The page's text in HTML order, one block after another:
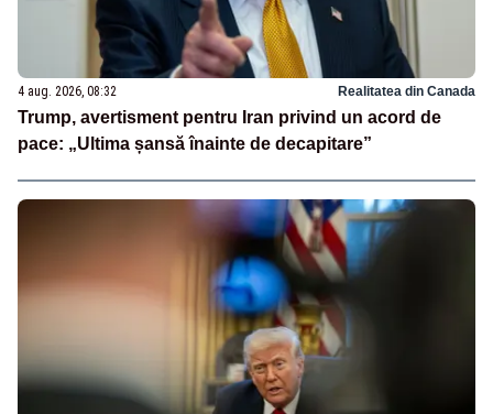
4 aug. 2026, 08:32 Realitatea din Canada
Trump, avertisment pentru Iran privind un acord de
pace: „Ultima șansă înainte de decapitare”